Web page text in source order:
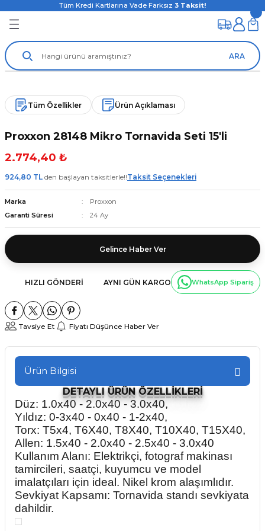
Tüm Kredi Kartlarına Vade Farksız 3 Taksit!
ARA
Tüm Özellikler Ürün Açıklaması
Proxxon 28148 Mikro Tornavida Seti 15'li
2.774,40 ₺
924,80 TL den başlayan taksitlerle!!Taksit Seçenekleri
Marka
Proxxon
Garanti Süresi
24 Ay
Gelince Haber Ver
HIZLI GÖNDERI AYNI GÜN KARGO WhatsApp Sipariş
Tavsiye Et Fiyatı Düşünce Haber Ver
Ürün Bilgisi
DETAYLI ÜRÜN ÖZELLİKLERİ
Düz: 1.0x40 - 2.0x40 - 3.0x40,
Yıldız: 0-3x40 - 0x40 - 1-2x40,
Torx: T5x4, T6X40, T8X40, T10X40, T15X40,
Allen: 1.5x40 - 2.0x40 - 2.5x40 - 3.0x40
Kullanım Alanı: Elektrikçi, fotograf makinası
tamircileri, saatçi, kuyumcu ve model
imalatçıları için ideal. Nikel krom alaşımlıdır.
Sevkiyat Kapsamı: Tornavida standı sevkiyata
dahildir.